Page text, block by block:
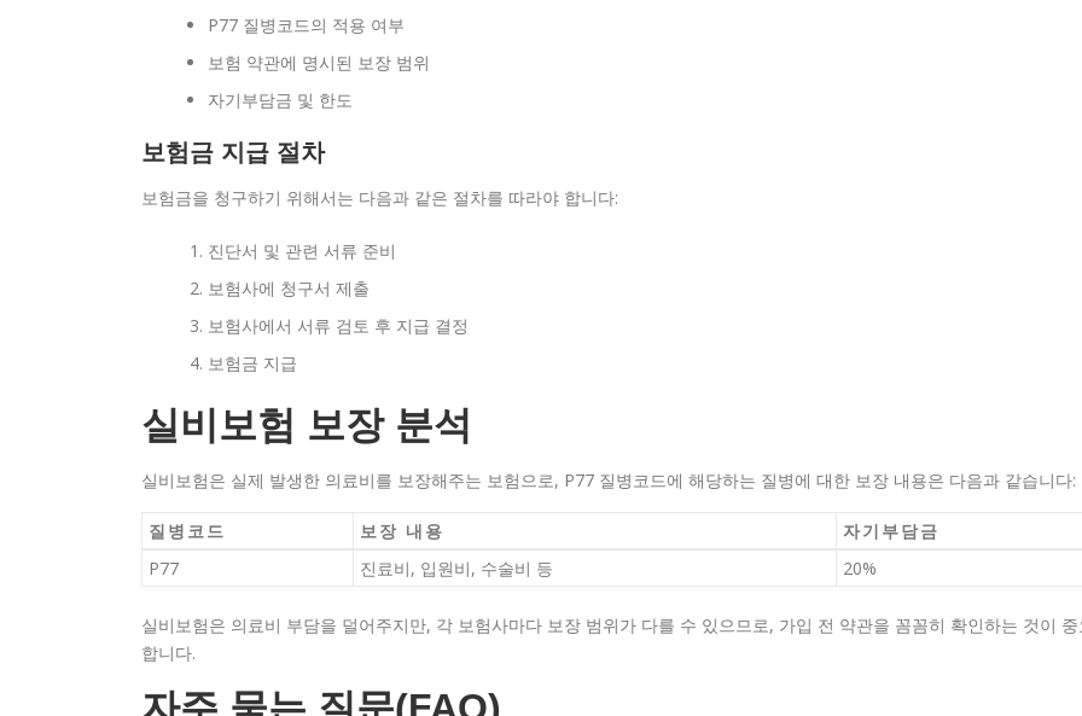
P77 질병코드의 적용 여부
보험 약관에 명시된 보장 범위
자기부담금 및 한도
보험금 지급 절차
보험금을 청구하기 위해서는 다음과 같은 절차를 따라야 합니다:
진단서 및 관련 서류 준비
보험사에 청구서 제출
보험사에서 서류 검토 후 지급 결정
보험금 지급
실비보험 보장 분석
실비보험은 실제 발생한 의료비를 보장해주는 보험으로, P77 질병코드에 해당하는 질병에 대한 보장 내용은 다음과 같습니다:
질병코드 보장 내용
자기부담금
P77
진료비, 입원비, 수술비 등 20%
실비보험은 의료비 부담을 덜어주지만, 각 보험사마다 보장 범위가 다를 수 있으므로, 가입 전 약관을 꼼꼼히 확인하는 것이
합니다.
자주 묻는 질문(FAQ)